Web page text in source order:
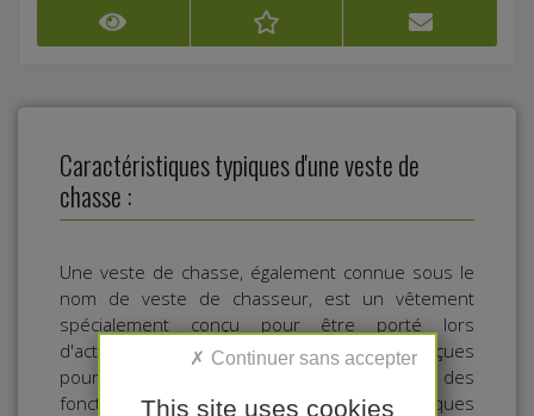
Caractéristiques typiques d'une veste de
chasse :
Une veste de chasse, également connue sous le
nom de veste de chasseur, est un vêtement
spécialement conçu pour être porté lors
d'activités de chasse. Ces vestes sont conçues
pour offrir à la fois une protection et des
fonctionnalités adaptése aux besoins spécifiques
This site uses cookies